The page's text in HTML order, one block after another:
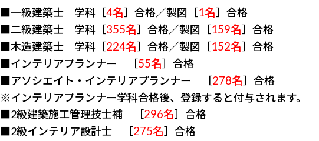
■一級建築士 学科［4名］合格／製図［1名］合格
■二級建築士 学科［355名］合格／製図［159名］合格
■木造建築士 学科［224名］合格／製図［152名］合格
■インテリアプランナー ［55名］合格
■アソシエイト・インテリアプランナー ［278名］合格
※インテリアプランナー学科合格後、登録すると付与されます。
■2級建築施工管理技士補 ［296名］合格
■2級インテリア設計士 ［275名］合格